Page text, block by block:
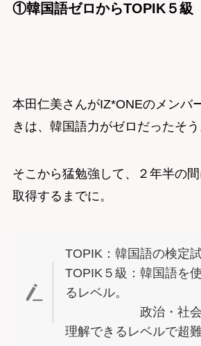
①韓国語ゼロからTOPIK５級
本田仁美さんがIZ*ONEのメンバ
きは、韓国語力がゼロだったそう
そこから猛勉強して、２年半の
取得するまでに。
TOPIK：韓国語の検定
TOPIK５級：韓国語を
るレベル。
政治・社会・
理解できるレベルで超難